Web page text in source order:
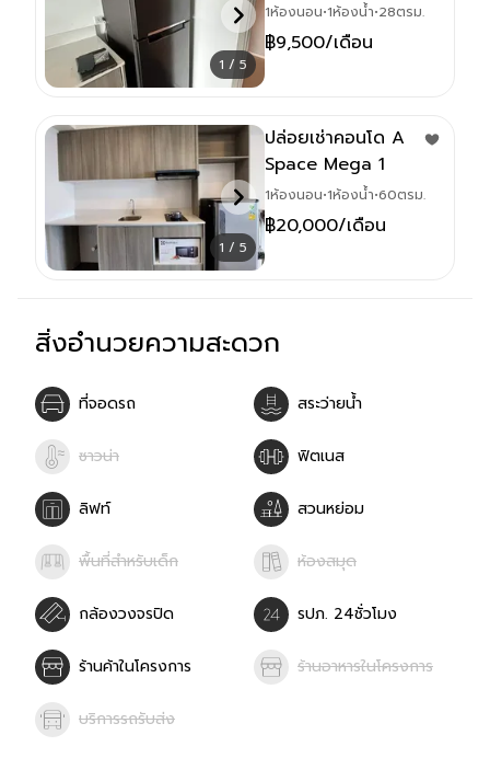
1 / 5
1ห้องนอน•1ห้องน้ำ•28ตรม.
฿9,500/เดือน
1 / 5
ปล่อยเช่าคอนโด A
Space Mega 1
1ห้องนอน•1ห้องน้ำ•60ตรม.
฿20,000/เดือน
สิ่งอำนวยความสะดวก
ที่จอดรถ สระว่ายน้ำ
ซาวน่า ฟิตเนส
ลิฟท์ สวนหย่อม
พื้นที่สำหรับเด็ก ห้องสมุด
กล้องวงจรปิด รปภ. 24ชั่วโมง
ร้านค้าในโครงการ ร้านอาหารในโครงการ
บริการรถรับส่ง